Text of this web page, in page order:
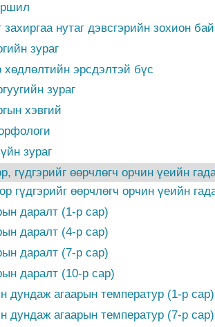
захиргаа нутаг дэвсгэрийн зохион
зураг
хөдлөлтийн эрсдэлтэй бүс
зураг
хэвгий
зураг
гүдгэрийг өөрчлөгч орчин үеийн
гүдгэрийг өөрчлөгч орчин үеийн
даралт (1-р сар)
даралт (4-р сар)
даралт (7-р сар)
даралт (10-р сар)
дундаж агаарын температур (1-р сар)
дундаж агаарын температур (7-р сар)